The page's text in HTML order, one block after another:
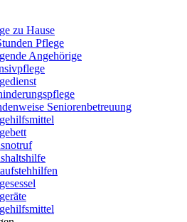
zu Hause
Pflege
Angehörige
Seniorenbetreuung